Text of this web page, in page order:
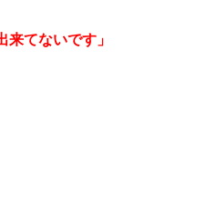
来てないです」